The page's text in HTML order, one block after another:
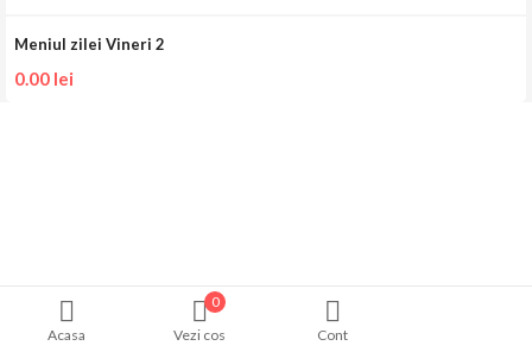
Acasa
0
Vezi cos
Cont
Meniul zilei Vineri 2
0.00 lei